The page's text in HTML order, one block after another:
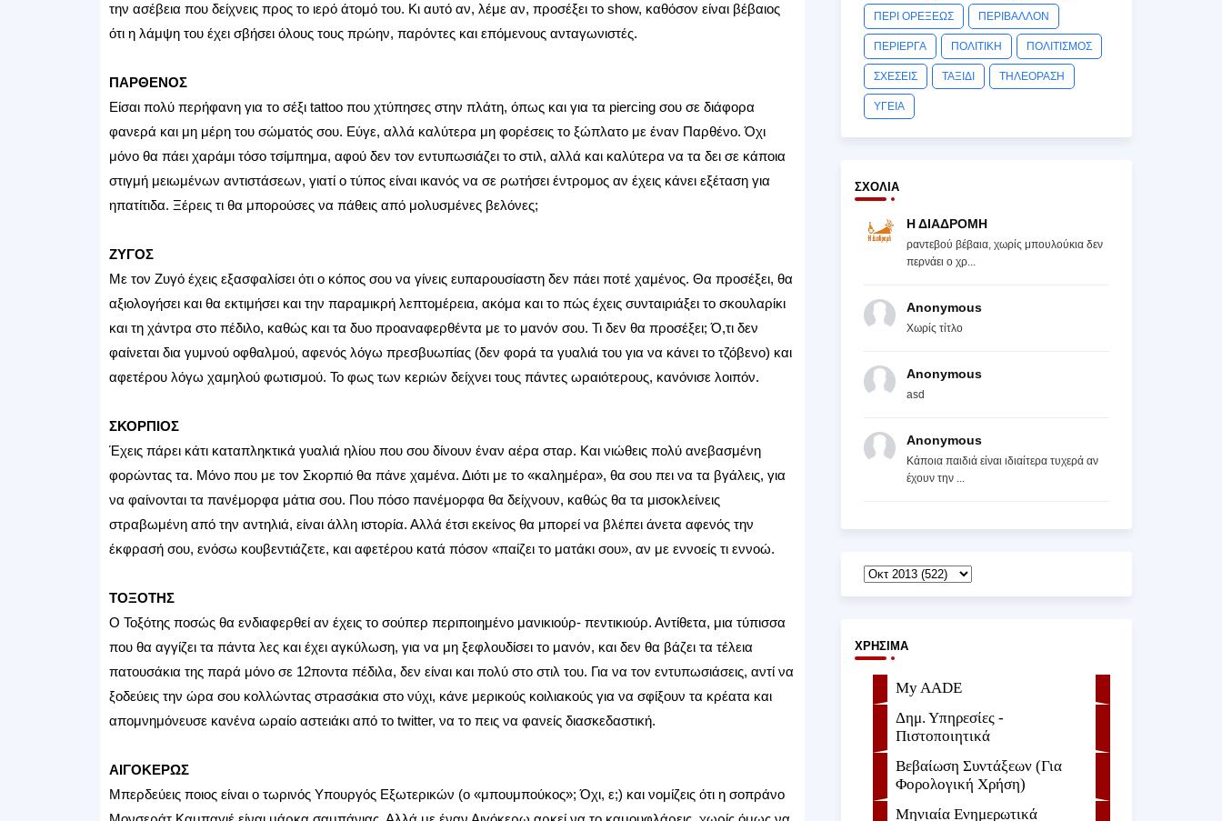
την ασέβεια που δείχνεις προς το ιερό άτομό του. Κι αυτό αν, λέμε αν, προσέξει το show, καθόσον είναι βέβαιος
ότι η λάμψη του έχει σβήσει όλους τους πρώην, παρόντες και επόμενους ανταγωνιστές.
ΠΑΡΘΕΝΟΣ
Είσαι πολύ περήφανη για το σέξι tattoo που χτύπησες στην πλάτη, όπως και για τα piercing σου σε διάφορα
φανερά και μη μέρη του σώματός σου. Εύγε, αλλά καλύτερα μη φορέσεις το ξώπλατο με έναν Παρθένο. Όχι
μόνο θα πάει χαράμι τόσο τσίμπημα, αφού δεν τον εντυπωσιάζει το στιλ, αλλά και καλύτερα να τα δει σε κάποια
στιγμή μειωμένων αντιστάσεων, γιατί ο τύπος είναι ικανός να σε ρωτήσει έντρομος αν έχεις κάνει εξέταση για
ηπατίτιδα. Ξέρεις τι θα μπορούσες να πάθεις από μολυσμένες βελόνες;
ΖΥΓΟΣ
Με τον Ζυγό έχεις εξασφαλίσει ότι ο κόπος σου να γίνεις ευπαρουσίαστη δεν πάει ποτέ χαμένος. Θα προσέξει, θα
αξιολογήσει και θα εκτιμήσει και την παραμικρή λεπτομέρεια, ακόμα και το πώς έχεις συνταιριάξει το σκουλαρίκι
και τη χάντρα στο πέδιλο, καθώς και τα δυο προαναφερθέντα με το μανόν σου. Τι δεν θα προσέξει; Ό,τι δεν
φαίνεται δια γυμνού οφθαλμού, αφενός λόγω πρεσβυωπίας (δεν φορά τα γυαλιά του για να κάνει το τζόβενο) και
αφετέρου λόγω χαμηλού φωτισμού. Το φως των κεριών δείχνει τους πάντες ωραιότερους, κανόνισε λοιπόν.
ΣΚΟΡΠΙΟΣ
Έχεις πάρει κάτι καταπληκτικά γυαλιά ηλίου που σου δίνουν έναν αέρα σταρ. Και νιώθεις πολύ ανεβασμένη
φορώντας τα. Μόνο που με τον Σκορπιό θα πάνε χαμένα. Διότι με το «καλημέρα», θα σου πει να τα βγάλεις, για
να φαίνονται τα πανέμορφα μάτια σου. Που πόσο πανέμορφα θα δείχνουν, καθώς θα τα μισοκλείνεις
στραβωμένη από την αντηλιά, είναι άλλη ιστορία. Αλλά έτσι εκείνος θα μπορεί να βλέπει άνετα αφενός την
έκφρασή σου, ενόσω κουβεντιάζετε, και αφετέρου κατά πόσον «παίζει το ματάκι σου», αν με εννοείς τι εννοώ.
ΤΟΞΟΤΗΣ
Ο Τοξότης ποσώς θα ενδιαφερθεί αν έχεις το σούπερ περιποιημένο μανικιούρ- πεντικιούρ. Αντίθετα, μια τύπισσα
που θα αγγίζει τα πάντα λες και έχει αγκύλωση, για να μη ξεφλουδίσει το μανόν, και δεν θα βάζει τα τέλεια
πατουσάκια της παρά μόνο σε 12ποντα πέδιλα, δεν είναι και πολύ στο στιλ του. Για να τον εντυπωσιάσεις, αντί να
ξοδεύεις την ώρα σου κολλώντας στρασάκια στο νύχι, κάνε μερικούς κοιλιακούς για να σφίξουν τα κρέατα και
απομνημόνευσε κανένα ωραίο αστειάκι από το twitter, να το πεις να φανείς διασκεδαστική.
ΑΙΓΟΚΕΡΩΣ
Μπερδεύεις ποιος είναι ο τωρινός Υπουργός Εξωτερικών (ο «μπουμπούκος»; Όχι, ε;) και νομίζεις ότι η σοπράνο
ΠΕΡΙ ΟΡΕΞΕΩΣ ΠΕΡΙΒΑΛΛΟΝ
ΠΕΡΙΕΡΓΑ ΠΟΛΙΤΙΚΗ ΠΟΛΙΤΙΣΜΟΣ
ΣΧΕΣΕΙΣ ΤΑΞΙΔΙ ΤΗΛΕΟΡΑΣΗ
ΥΓΕΙΑ
ΣΧΌΛΙΑ
Η ΔΙΑΔΡΟΜΗ
ραντεβού βέβαια, χωρίς μπουλούκια δεν
περνάει ο χρ...
Anonymous
Χωρίς τίτλο
Anonymous
asd
Anonymous
Κάποια παιδιά είναι ιδιαίτερα τυχερά αν
έχουν την ...
ΧΡΉΣΙΜΑ
My AADE
Δημ. Υπηρεσίες -
Πιστοποιητικά
Βεβαίωση Συντάξεων (Για
Φορολογική Χρήση)
Μηνιαία Ενημερωτικά